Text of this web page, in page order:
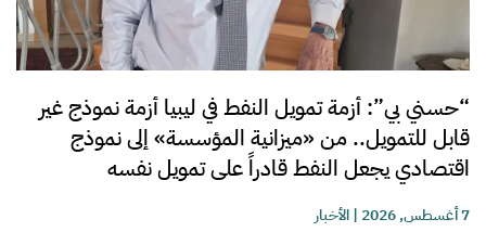
“حسني بي”: أزمة تمويل النفط في ليبيا أزمة نموذج غير
قابل للتمويل.. من «ميزانية المؤسسة» إلى نموذج
اقتصادي يجعل النفط قادراً على تمويل نفسه
7 أغسطس, 2026 |الأخبار